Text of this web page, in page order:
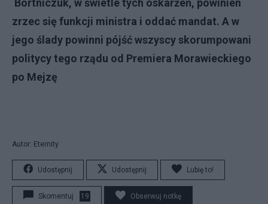
Bortniczuk, w świetle tych oskarżeń, powinien
zrzec się funkcji ministra i oddać mandat. A w
jego ślady powinni pójść wszyscy skorumpowani
politycy tego rządu od Premiera Morawieckiego
po Mejzę
Autor: Eternity
Udostępnij Udostępnij Lubię to!
Skomentuj 19 Obserwuj notkę